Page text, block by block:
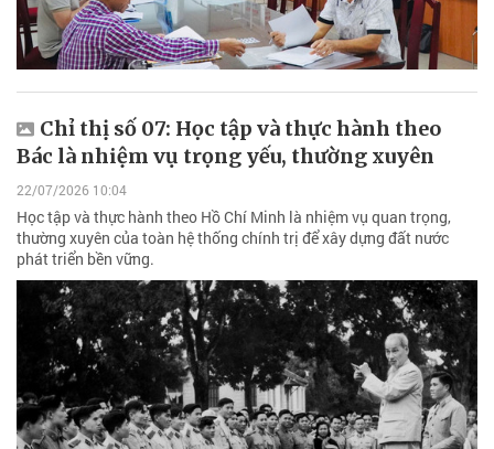
Chỉ thị số 07: Học tập và thực hành theo
Bác là nhiệm vụ trọng yếu, thường xuyên
22/07/2026 10:04
Học tập và thực hành theo Hồ Chí Minh là nhiệm vụ quan trọng,
thường xuyên của toàn hệ thống chính trị để xây dựng đất nước
phát triển bền vững.